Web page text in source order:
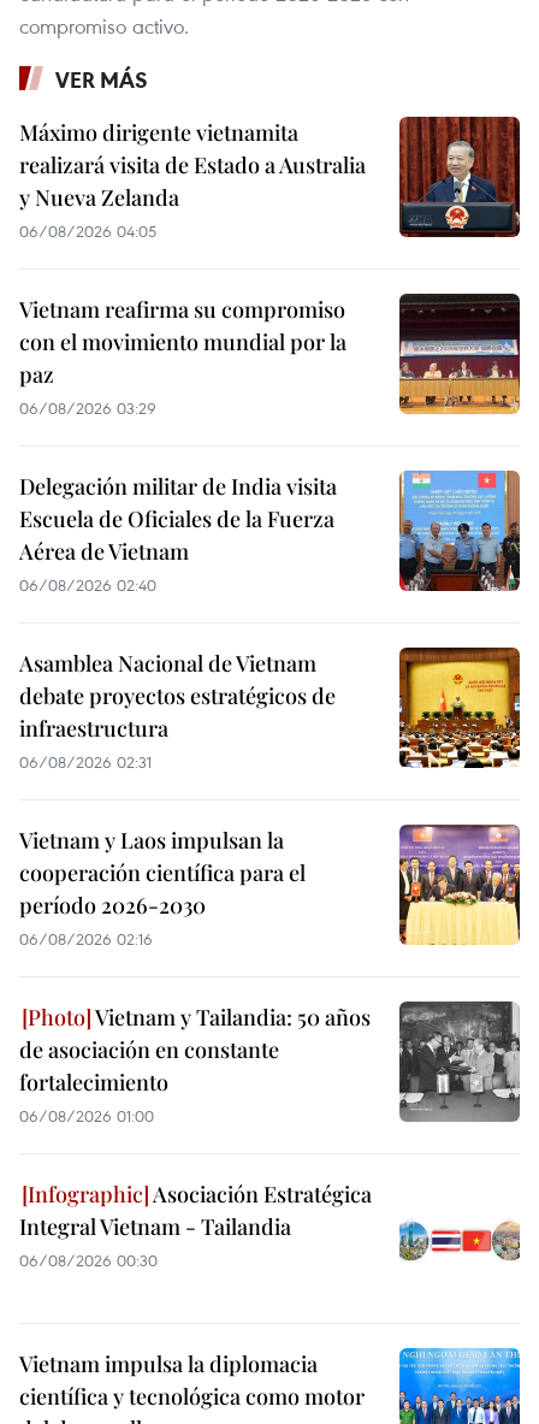
compromiso activo.
VER MÁS
Máximo dirigente vietnamita
realizará visita de Estado a Australia
y Nueva Zelanda
06/08/2026 04:05
Vietnam reafirma su compromiso
con el movimiento mundial por la
paz
06/08/2026 03:29
Delegación militar de India visita
Escuela de Oficiales de la Fuerza
Aérea de Vietnam
06/08/2026 02:40
Asamblea Nacional de Vietnam
debate proyectos estratégicos de
infraestructura
06/08/2026 02:31
Vietnam y Laos impulsan la
cooperación científica para el
período 2026-2030
06/08/2026 02:16
Vietnam y Tailandia: 50 años
de asociación en constante
fortalecimiento
06/08/2026 01:00
Asociación Estratégica
Integral Vietnam - Tailandia
06/08/2026 00:30
Vietnam impulsa la diplomacia
científica y tecnológica como motor